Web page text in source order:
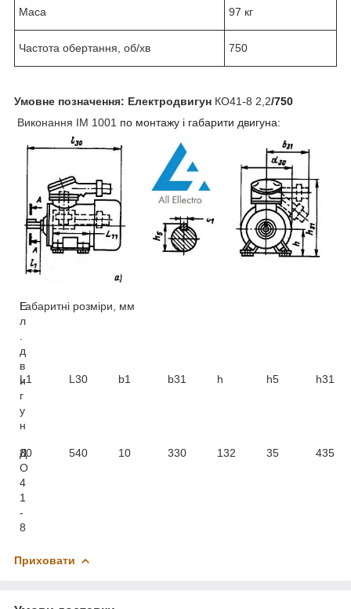
Маса 97 кг
Частота обертання, об/хв 750
Умовне позначення: Електродвигун КО41-8 2,2/750
Виконання IM 1001 по монтажу і габарити двигуна:
Е
л
д
в
и
г
у
н
Габаритні розміри, мм
L1 L30 b1 b31 h h5 h31
Д
О
4
1
-
8
80 540 10 330 132 35 435
Приховати